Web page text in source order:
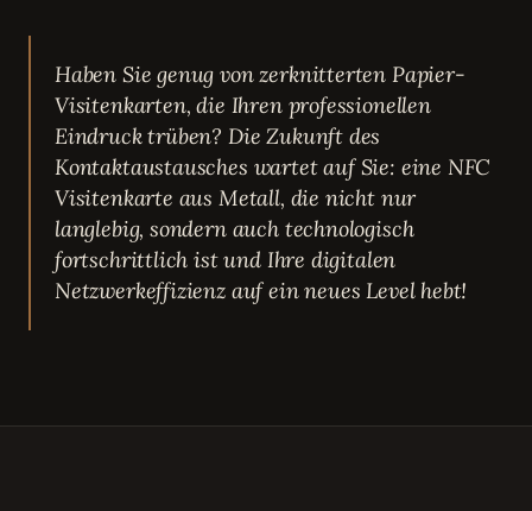
Haben Sie genug von zerknitterten Papier-
Visitenkarten, die Ihren professionellen
Eindruck trüben? Die Zukunft des
Kontaktaustausches wartet auf Sie: eine NFC
Visitenkarte aus Metall, die nicht nur
langlebig, sondern auch technologisch
fortschrittlich ist und Ihre digitalen
Netzwerkeffizienz auf ein neues Level hebt!